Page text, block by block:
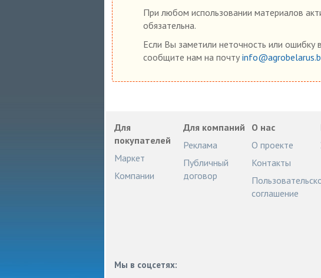
При любом использовании материалов
обязательна.
Если Вы заметили неточность или ошибку
сообщите нам на почту
Для
покупателей
Маркет
Компании
Для компаний
Реклама
Публичный
договор
О нас
О проекте
Контакты
соглашение
Мы в соцсетях: